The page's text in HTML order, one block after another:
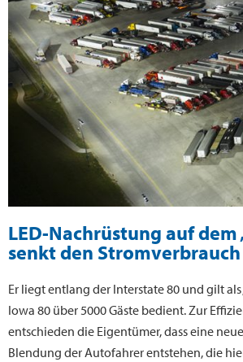
LED-Nachrüstung auf
senkt den Stromverbrauch
Er liegt entlang der Interstate 80 und gilt
Iowa 80 über 5000 Gäste bedient. Zur
entschieden die Eigentümer, dass eine
Blendung der Autofahrer entstehen, die